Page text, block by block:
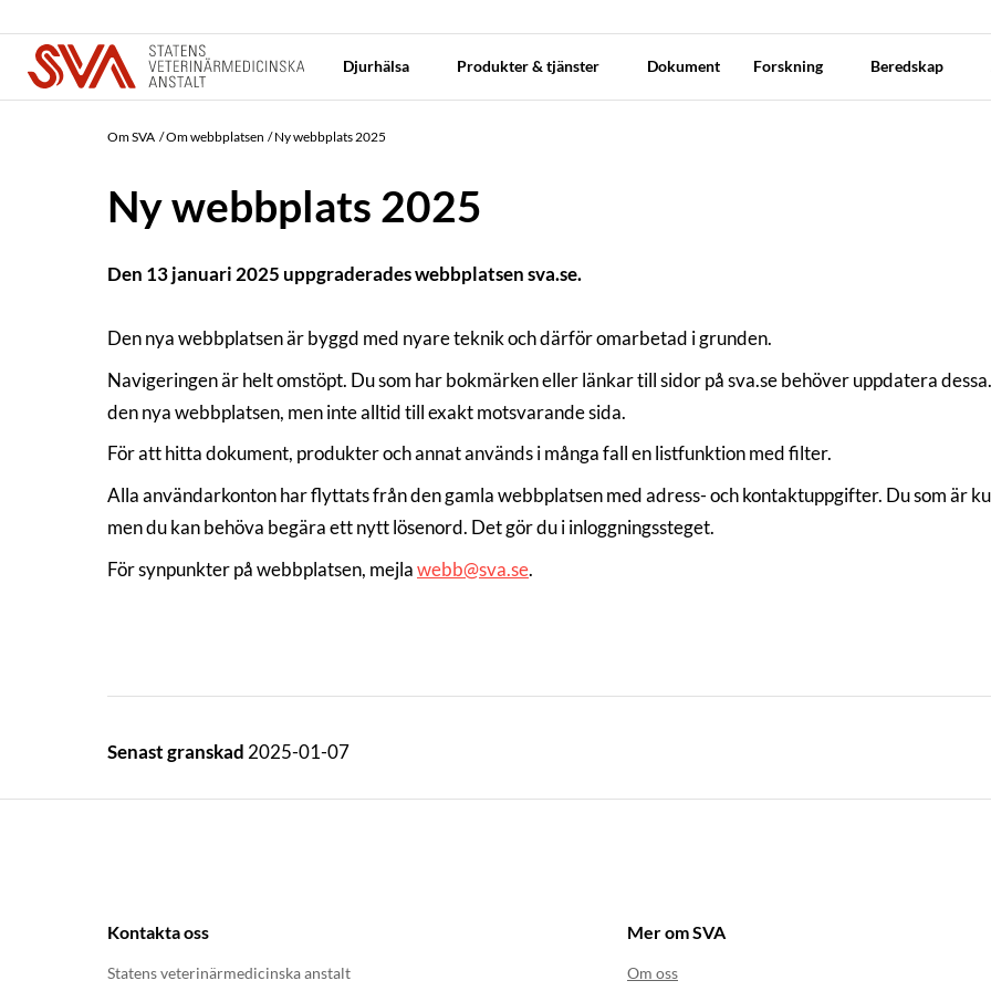
Djurhälsa Produkter & tjänster Dokument Forskning Beredskap
Om SVA Om webbplatsen Ny webbplats 2025
Ny webbplats 2025
Den 13 januari 2025 uppgraderades webbplatsen sva.se.
Den nya webbplatsen är byggd med nyare teknik och därför omarbetad i grunden.
Navigeringen är helt omstöpt. Du som har bokmärken eller länkar till sidor på sva.se behöver uppdatera
den nya webbplatsen, men inte alltid till exakt motsvarande sida.
För att hitta dokument, produkter och annat används i många fall en listfunktion med filter.
Alla användarkonton har flyttats från den gamla webbplatsen med adress- och kontaktuppgifter. Du som är
men du kan behöva begära ett nytt lösenord. Det gör du i inloggningssteget.
För synpunkter på webbplatsen, mejlawebb@sva.se.
Senast granskad 2025-01-07
Kontakta oss
Statens veterinärmedicinska anstalt
Mer om SVA
Om oss